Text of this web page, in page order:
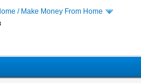
/ Make Money From Home